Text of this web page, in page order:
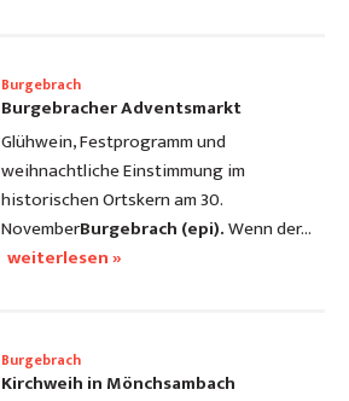
Burgebrach
Burgebracher Adventsmarkt
Glühwein, Festprogramm und
weihnachtliche Einstimmung im
historischen Ortskern am 30.
NovemberBurgebrach (epi).Wenn der…
weiterlesen »
Burgebrach
Kirchweih in Mönchsambach